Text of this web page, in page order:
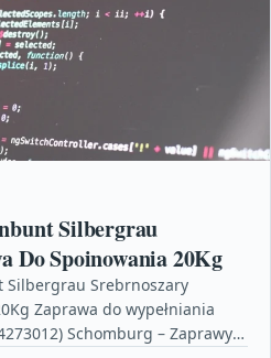
Silbergrau
Do Spoinowania 20Kg
Silbergrau Srebrnoszary
Zaprawa do wypełniania
Schomburg – Zaprawy